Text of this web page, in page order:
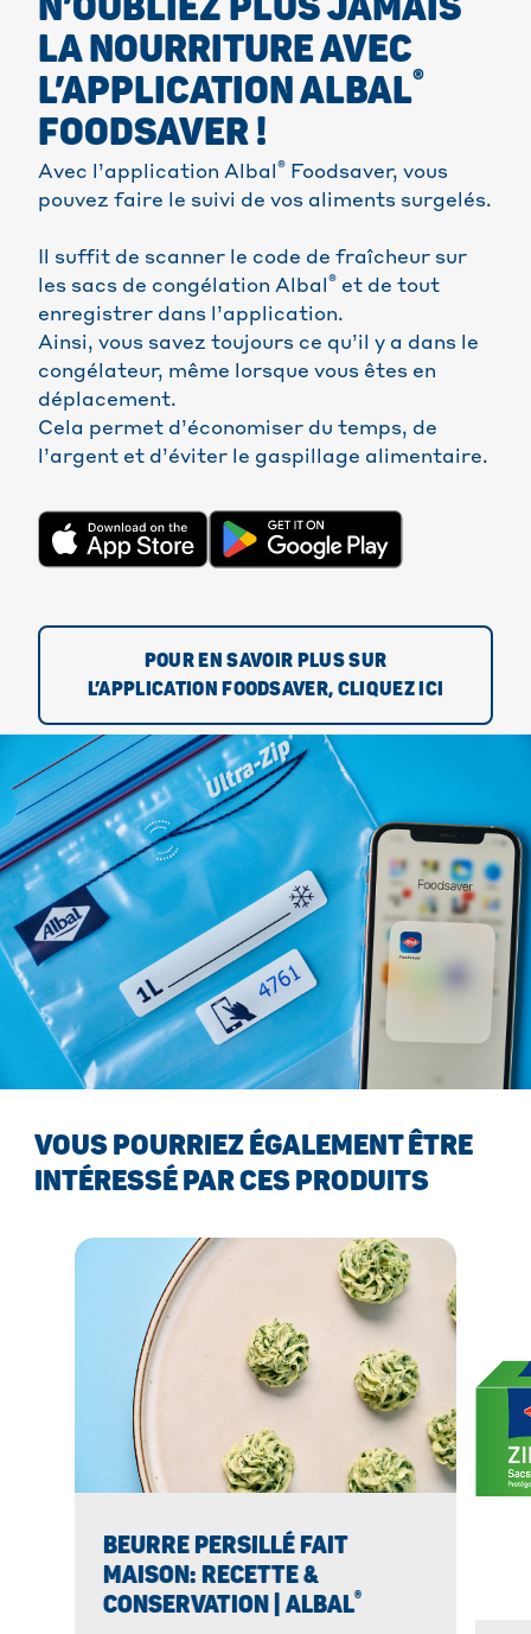
LA NOURRITURE AVEC
L’APPLICATION ALBAL®
FOODSAVER !
Avec l’application Albal ® Foodsaver, vous
pouvez faire le suivi de vos aliments surgelés.
Il suffit de scanner le code de fraîcheur sur
les sacs de congélation Albal ® et de tout
enregistrer dans l’application.
Ainsi, vous savez toujours ce qu’il y a dans le
congélateur, même lorsque vous êtes en
déplacement.
Cela permet d’économiser du temps, de
l’argent et d’éviter le gaspillage alimentaire.
POUR EN SAVOIR PLUS SUR
L’APPLICATION FOODSAVER, CLIQUEZ ICI
VOUS POURRIEZ ÉGALEMENT ÊTRE
INTÉRESSÉ PAR CES PRODUITS
BEURRE PERSILLÉ FAIT
MAISON: RECETTE &
CONSERVATION | ALBAL®